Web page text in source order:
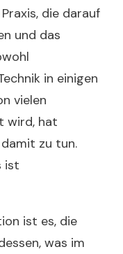
die darauf
und das
in einigen
vielen
wird, hat
zu tun.
ist
ist es, die
was im